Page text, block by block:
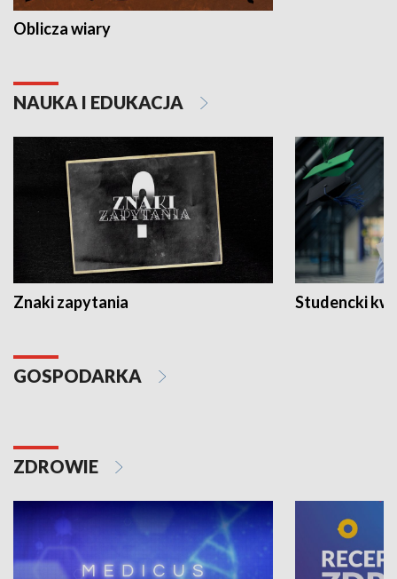
Oblicza wiary
NAUKA I EDUKACJA
Znaki zapytania Studencki
GOSPODARKA
ZDROWIE